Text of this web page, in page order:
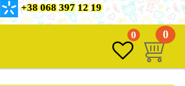
+38 068 397 12 19
0 0